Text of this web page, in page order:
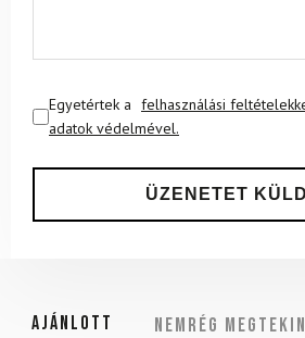
Egyetértek a felhasználási
adatok védelmével.
Ajánlott NEMRÉG